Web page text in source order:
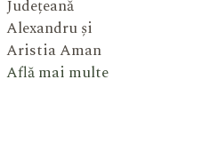
Județeană
Alexandru și
Aristia Aman
Află mai multe